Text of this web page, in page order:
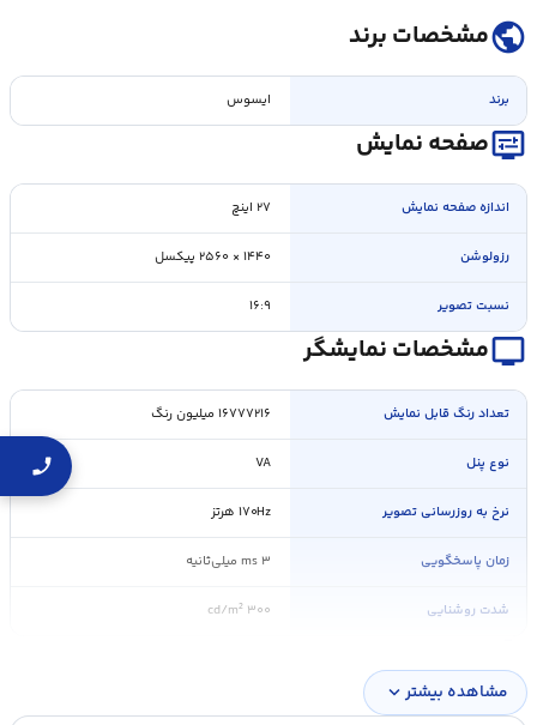
publicمشخصات برند
برند ایسوس
display_settingsصفحه نمایش
اندازه صفحه نمايش ۲۷ اینچ
رزولوشن ۱۴۴۰ × ۲۵۶۰ پیکسل
نسبت تصویر ۱۶:۹
personal_videoمشخصات نمایشگر
تعداد رنگ قابل نمايش ۱۶۷۷۷۲۱۶ میلیون رنگ
نوع پنل VA
نرخ به روزرسانی تصویر ۱۷۰Hz هرتز
زمان پاسخگویی ۳ ms میلی‌ثانیه
شدت روشنایی ۳۰۰ cd/m²
Power Consumption : ۲۴W Power Saving
مشاهده بیشترexpand_more